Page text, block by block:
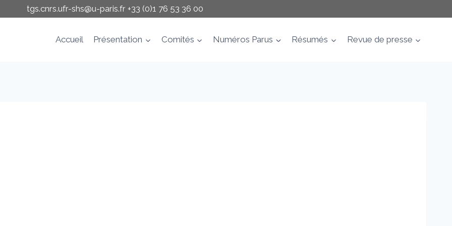
tgs.cnrs.ufr-shs@u-paris.fr +33 (0)1 76 53 36 00
Accueil Présentation Comités Numéros Parus Résumés Revue de presse